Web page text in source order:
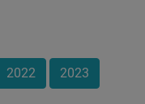
2022 2023